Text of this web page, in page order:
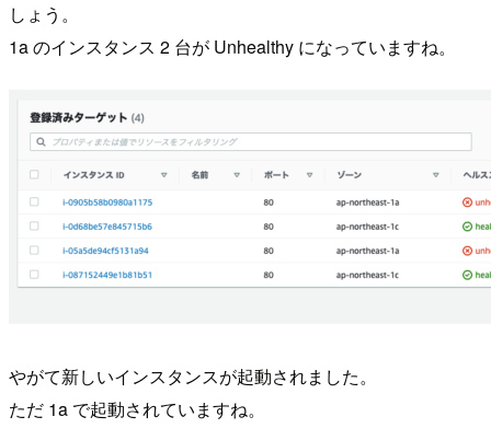
しょう。
1a のインスタンス 2 台が Unhealthy になっていますね。
やがて新しいインスタンスが起動されました。
ただ 1a で起動されていますね。